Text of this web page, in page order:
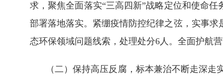
求，聚焦全面落实“三高四新”战略定位和使命
部署落地落实。紧绷疫情防控纪律之弦，实事
态环保领域问题线索，处理处分6人。全面护航
（二）保持高压反腐，标本兼治不断走深